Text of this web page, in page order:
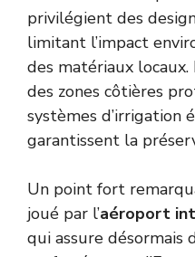
privilégient des
limitant l’impact
des matériaux
des zones côtières
systèmes d’irrigation
garantissent la
Un point fort
joué par l’aéroport
qui assure désormais